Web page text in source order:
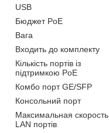
USB
Бюджет PoE
Вага
Входить до комплекту
Кількість портів із
підтримкою PoE
Комбо порт GE/SFP
Консольний порт
Максимальная скорость
LAN портів